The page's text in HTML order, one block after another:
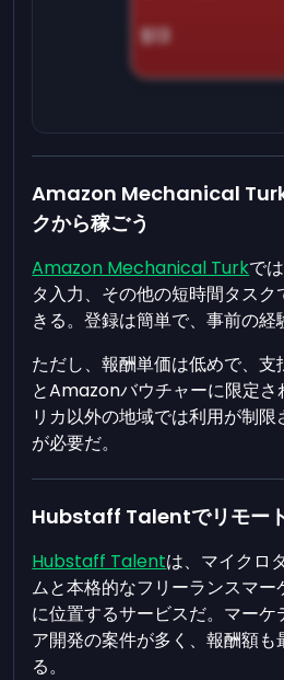
$13
Amazon Mechanical Turk
クから稼ごう
Amazon Mechanical Turkで
タ入力、その他の短時間タス
きる。登録は簡単で、事前の経
ただし、報酬単価は低めで、
とAmazonバウチャーに限定さ
リカ以外の地域では利用が制
が必要だ。
Hubstaff Talentでリモー
Hubstaff Talentは、マイクロ
ムと本格的なフリーランスマ
に位置するサービスだ。マーケ
ア開発の案件が多く、報酬額
る。